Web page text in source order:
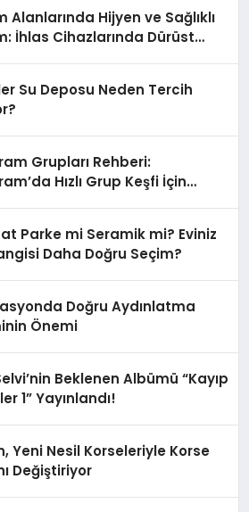
Alanlarında Hijyen ve Sağlıklı
İhlas Cihazlarında Dürüst
Su Deposu Neden Tercih
Grupları Rehberi:
Hızlı Grup Keşfi İçin
Parke mi Seramik mi? Eviniz
Daha Doğru Seçim?
Doğru Aydınlatma
Önemi
Beklenen Albümü “Kayıp
1” Yayınlandı!
Yeni Nesil Korseleriyle Korse
Değiştiriyor